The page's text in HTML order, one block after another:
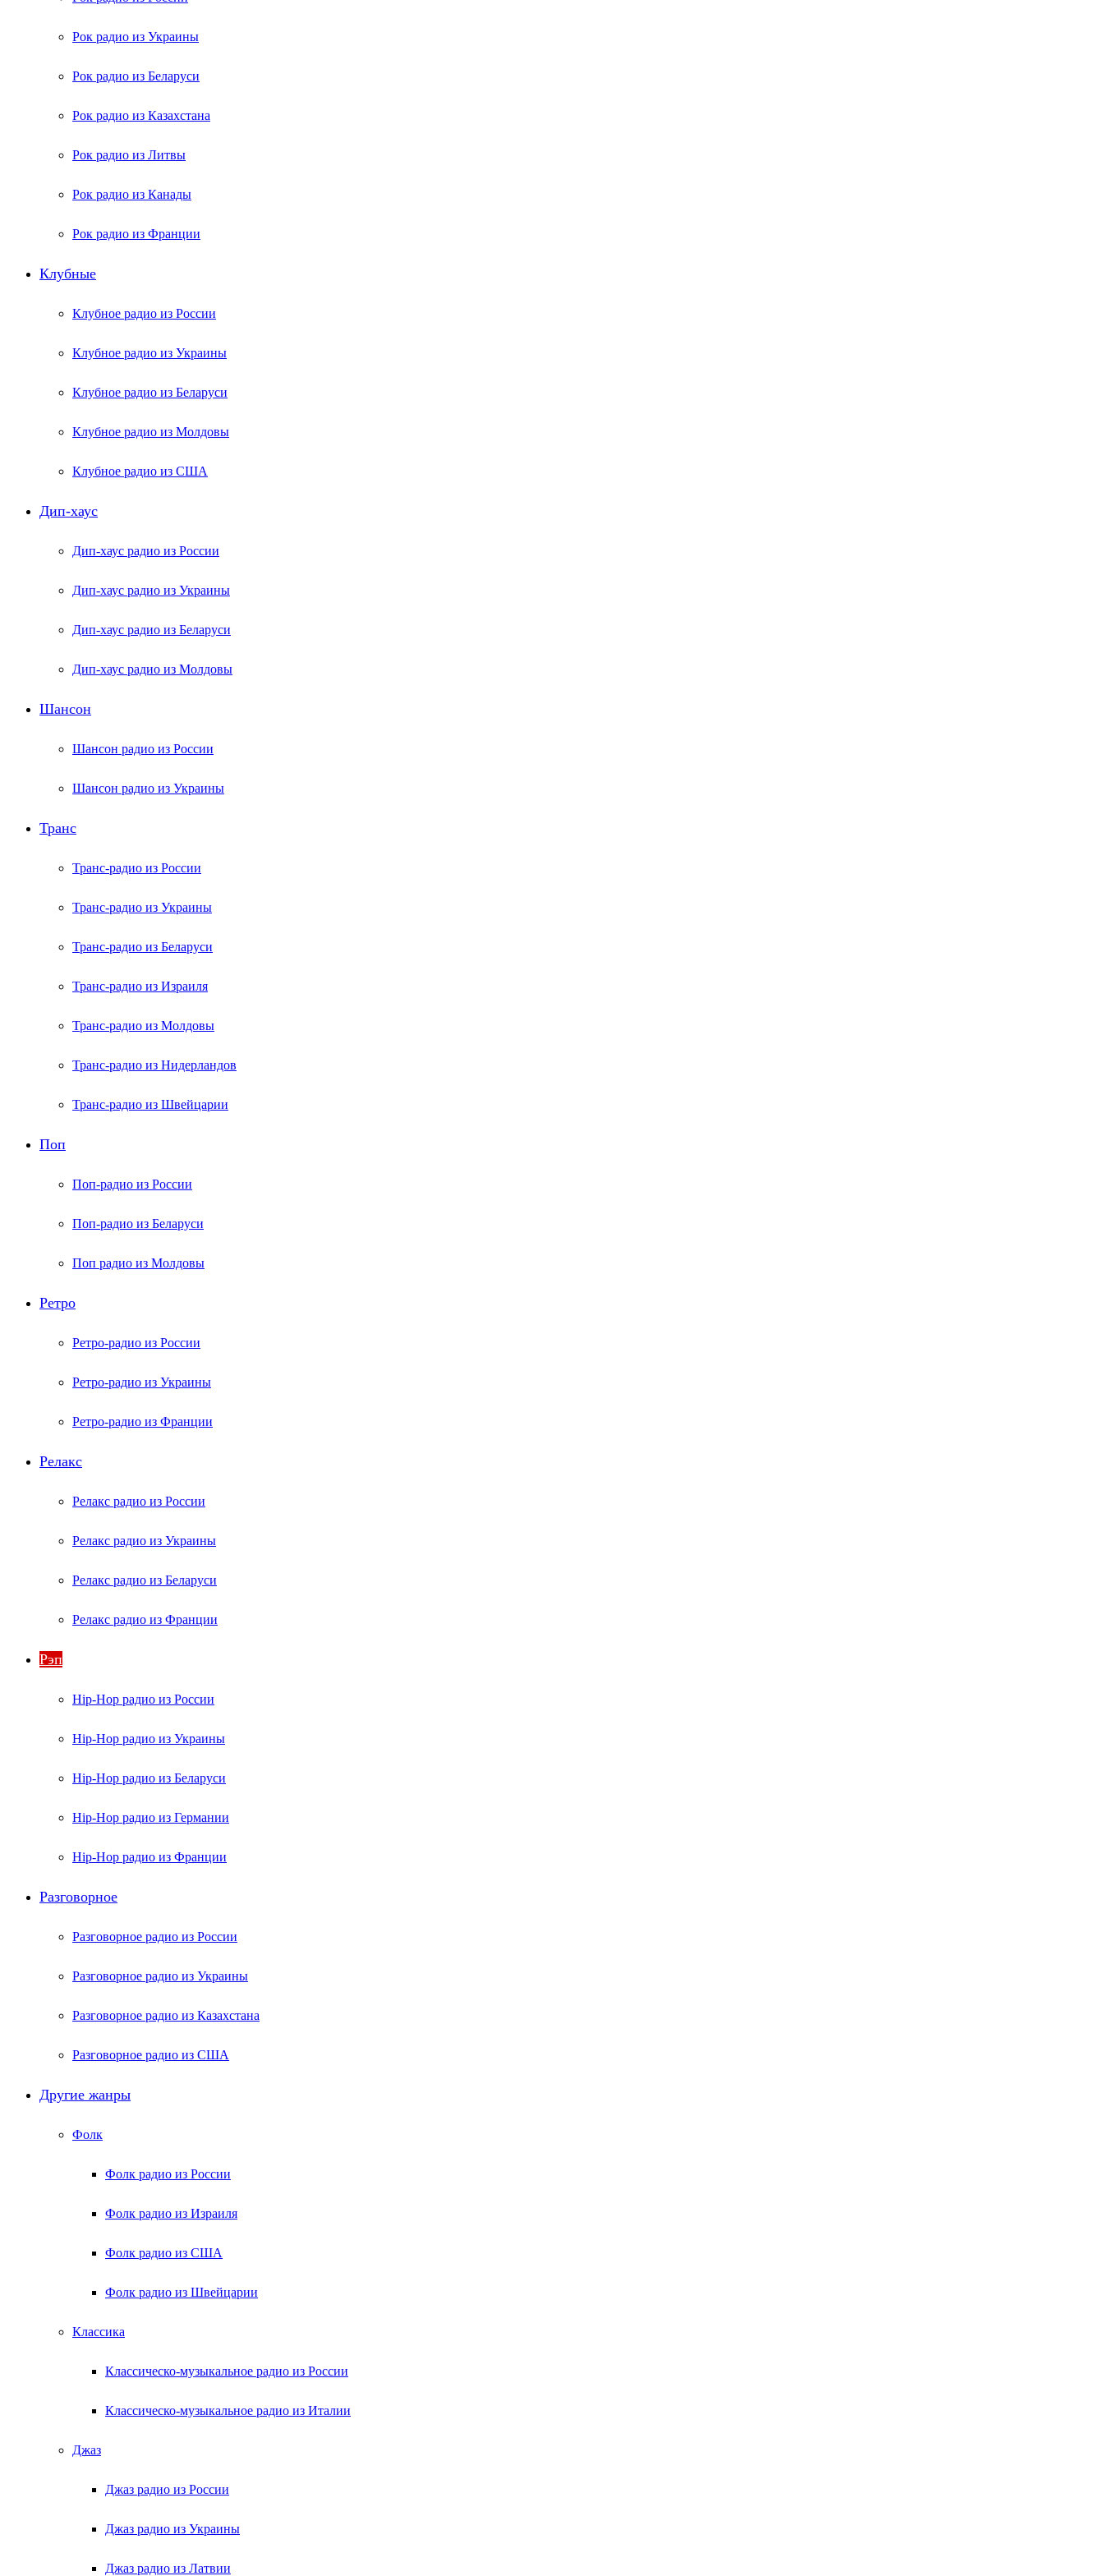
Рок радио из Украины
Рок радио из Беларуси
Рок радио из Казахстана
Рок радио из Литвы
Рок радио из Канады
Рок радио из Франции
Клубные
Клубное радио из России
Клубное радио из Украины
Клубное радио из Беларуси
Клубное радио из Молдовы
Клубное радио из США
Дип-хаус
Дип-хаус радио из России
Дип-хаус радио из Украины
Дип-хаус радио из Беларуси
Дип-хаус радио из Молдовы
Шансон
Шансон радио из России
Шансон радио из Украины
Транс
Транс-радио из России
Транс-радио из Украины
Транс-радио из Беларуси
Транс-радио из Израиля
Транс-радио из Молдовы
Транс-радио из Нидерландов
Транс-радио из Швейцарии
Поп
Поп-радио из России
Поп-радио из Беларуси
Поп радио из Молдовы
Ретро
Ретро-радио из России
Ретро-радио из Украины
Ретро-радио из Франции
Релакс
Релакс радио из России
Релакс радио из Украины
Релакс радио из Беларуси
Релакс радио из Франции
Рэп
Hip-Hop радио из России
Hip-Hop радио из Украины
Hip-Hop радио из Беларуси
Hip-Hop радио из Германии
Hip-Hop радио из Франции
Разговорное
Разговорное радио из России
Разговорное радио из Украины
Разговорное радио из Казахстана
Разговорное радио из США
Другие жанры
Фолк
Фолк радио из России
Фолк радио из Израиля
Фолк радио из США
Фолк радио из Швейцарии
Классика
Классическо-музыкальное радио из России
Классическо-музыкальное радио из Италии
Джаз
Джаз радио из России
Джаз радио из Украины
Джаз радио из Латвии